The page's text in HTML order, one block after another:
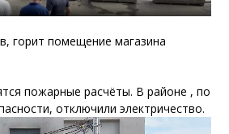
горит помещение магазина
пожарные расчёты. В районе , по
отключили электричество.